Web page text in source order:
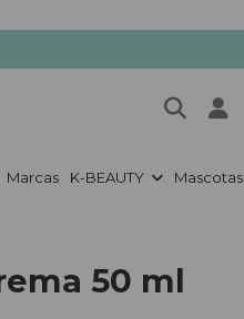
Marcas K-BEAUTY Mascotas
50 ml